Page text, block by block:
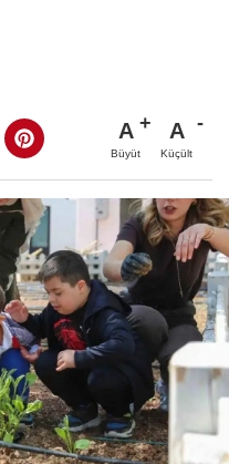
A
Büyüt
A
Küçült